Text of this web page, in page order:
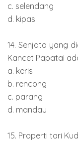
c. selendang
d. kipas
14. Senjata yang
Kancet Papatai
a. keris
b. rencong
c. parang
d. mandau
15. Properti tari